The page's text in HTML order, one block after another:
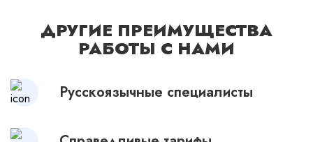
ДРУГИЕ ПРЕИМУЩЕСТВА
РАБОТЫ С НАМИ
Русскоязычные специалисты